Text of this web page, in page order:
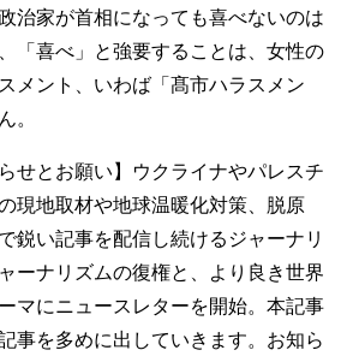
治家が首相になっても喜べないのは
「喜べ」と強要することは、女性の
メント、いわば「髙市ハラスメン
。
せとお願い】ウクライナやパレスチ
現地取材や地球温暖化対策、脱原
鋭い記事を配信し続けるジャーナリ
ーナリズムの復権と、より良き世界
マにニュースレターを開始。本記事
事を多めに出していきます。お知ら